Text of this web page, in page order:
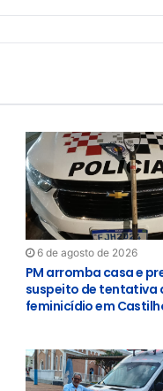
6 de agosto de 2026
PM arromba casa e
suspeito de tentativa
feminicídio em